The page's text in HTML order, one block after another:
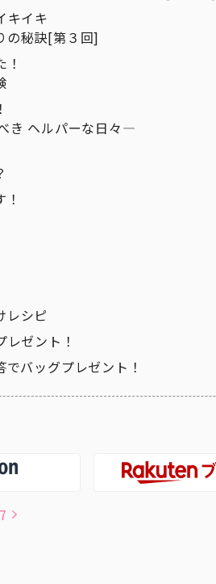
キイキ
の秘訣[第３回]
き ヘルパーな日々―
レシピ
ゼント！
バッグプレゼント！